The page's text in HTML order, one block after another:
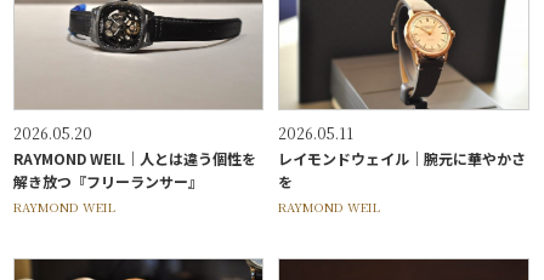
2026.05.20
RAYMOND WEIL｜人とは違う個性を
解き放つ『フリーランサー』
RAYMOND WEIL
2026.05.11
レイモンドウェイル｜腕元に華やかさ
を
RAYMOND WEIL